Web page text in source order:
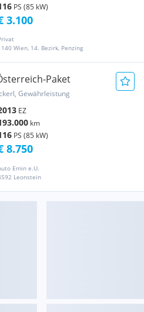
PS (85 kW)
Wien, 14. Bezirk, Penzing
3.100
Paket
Gewährleistung
EZ
km
PS (85 kW)
Emin e.U.
Leonstein
8.750